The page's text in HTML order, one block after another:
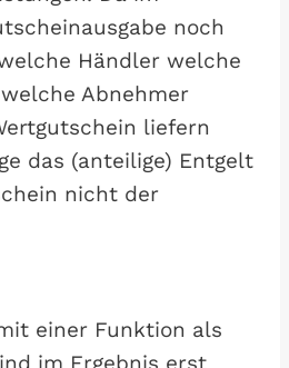
noch
Händler welche
Abnehmer
liefern
das (anteilige) Entgelt
nicht der
einer Funktion als